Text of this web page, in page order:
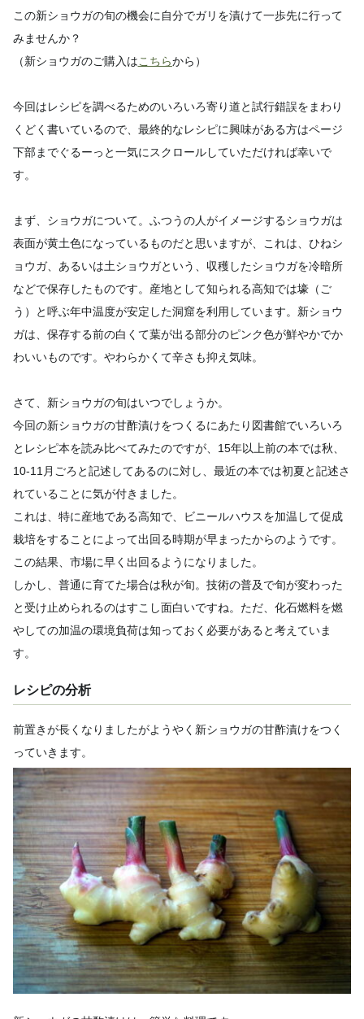
この新ショウガの旬の機会に自分でガリを漬けて一歩先に行って
みませんか？
（新ショウガのご購入はこちらから）
今回はレシピを調べるためのいろいろ寄り道と試行錯誤をまわり
くどく書いているので、最終的なレシピに興味がある方はページ
下部までぐるーっと一気にスクロールしていただければ幸いで
す。
まず、ショウガについて。ふつうの人がイメージするショウガは
表面が黄土色になっているものだと思いますが、これは、ひねシ
ョウガ、あるいは土ショウガという、収穫したショウガを冷暗所
などで保存したものです。産地として知られる高知では壕（ご
う）と呼ぶ年中温度が安定した洞窟を利用しています。新ショウ
ガは、保存する前の白くて葉が出る部分のピンク色が鮮やかでか
わいいものです。やわらかくて辛さも抑え気味。
さて、新ショウガの旬はいつでしょうか。
今回の新ショウガの甘酢漬けをつくるにあたり図書館でいろいろ
とレシピ本を読み比べてみたのですが、15年以上前の本では秋、
10-11月ごろと記述してあるのに対し、最近の本では初夏と記述さ
れていることに気が付きました。
これは、特に産地である高知で、ビニールハウスを加温して促成
栽培をすることによって出回る時期が早まったからのようです。
この結果、市場に早く出回るようになりました。
しかし、普通に育てた場合は秋が旬。技術の普及で旬が変わった
と受け止められるのはすこし面白いですね。ただ、化石燃料を燃
やしての加温の環境負荷は知っておく必要があると考えていま
す。
レシピの分析
前置きが長くなりましたがようやく新ショウガの甘酢漬けをつく
っていきます。